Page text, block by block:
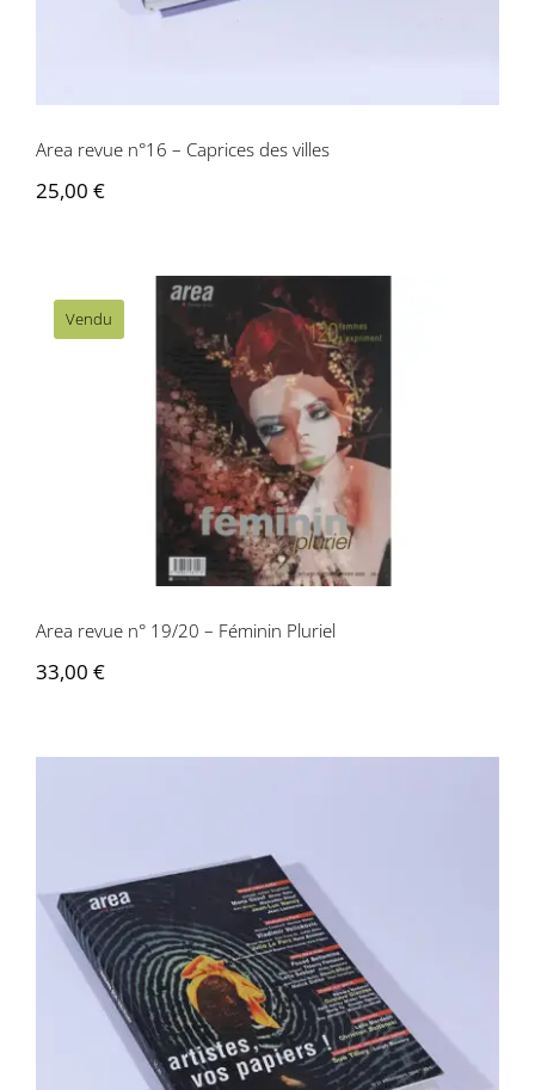
Area revue n°16 – Caprices des villes
25,00 €
Vendu
Area revue n° 19/20 – Féminin Pluriel
Area revue n° 19/20 – Féminin Pluriel
33,00 €
Area revue n°21 – Artistes vos papiers!